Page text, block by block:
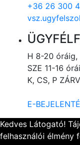
+36 26 300
H 8-20 óráig,
SZE 11-16
K, CS, P
E-
Kedves Látogató!
felhasználói élmény